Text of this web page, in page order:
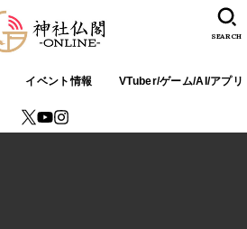
イベント情報 VTuber/ゲーム/AI/アプリ
SEARCH